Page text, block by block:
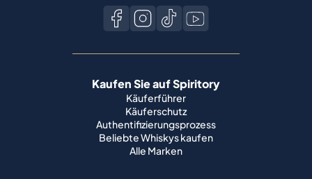
Kaufen Sie auf Spiritory
Käuferführer
Käuferschutz
Authentifizierungsprozess
Beliebte Whiskys kaufen
Alle Marken